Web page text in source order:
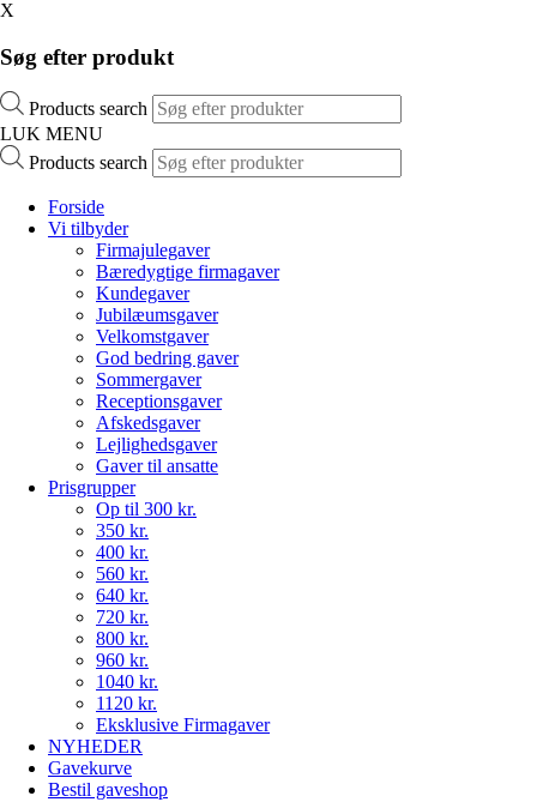
X
Søg efter produkt
Products search
LUK MENU
Products search
Forside
Vi tilbyder
Firmajulegaver
Bæredygtige firmagaver
Kundegaver
Jubilæumsgaver
Velkomstgaver
God bedring gaver
Sommergaver
Receptionsgaver
Afskedsgaver
Lejlighedsgaver
Gaver til ansatte
Prisgrupper
Op til 300 kr.
350 kr.
400 kr.
560 kr.
640 kr.
720 kr.
800 kr.
960 kr.
1040 kr.
1120 kr.
Eksklusive Firmagaver
NYHEDER
Gavekurve
Bestil gaveshop